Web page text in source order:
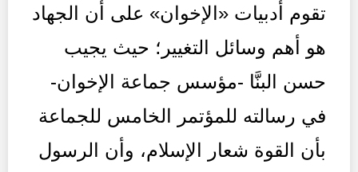
تقوم أدبيات «الإخوان» على أن الجهاد
هو أهم وسائل التغيير؛ حيث يجيب
حسن البنَّا -مؤسس جماعة الإخوان-
في رسالته للمؤتمر الخامس للجماعة
بأن القوة شعار الإسلام، وأن الرسول